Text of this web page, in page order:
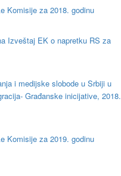
Komisije za 2018. godinu
Izveštaj EK o napretku RS za
i medijske slobode u Srbiji u
Građanske inicijative, 2018.
Komisije za 2019. godinu